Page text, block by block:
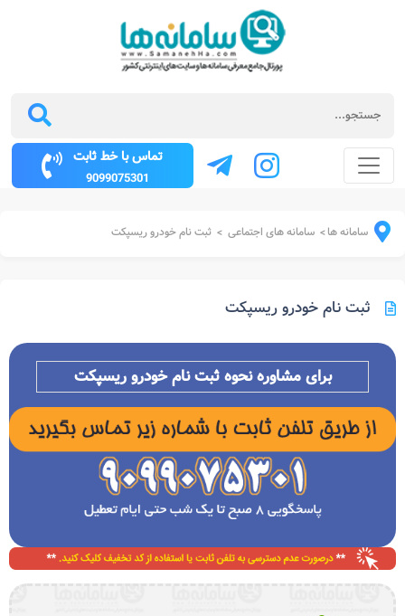
تماس با خط ثابت
9099075301
سامانه ها> سامانه های اجتماعی > ثبت نام خودرو ریسپکت
ثبت نام خودرو ریسپکت
برای مشاوره نحوه ثبت نام خودروریسپکت